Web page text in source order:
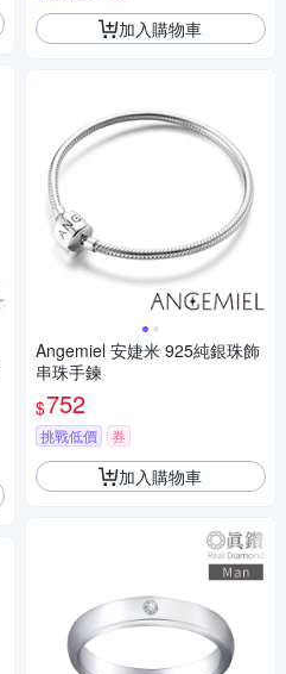
加入購物車
Angemiel 安婕米 925純銀珠飾
串珠手鍊
$752
挑戰低價 券
加入購物車